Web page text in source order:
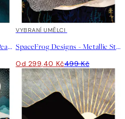
SpaceFrog Designs - Plush Peaks Plakát
40%*
VYBRANÍ UMĚLCI
SpaceFrog Designs - Metallic Stingray Plakát
Od 299,40 Kč499 Kč